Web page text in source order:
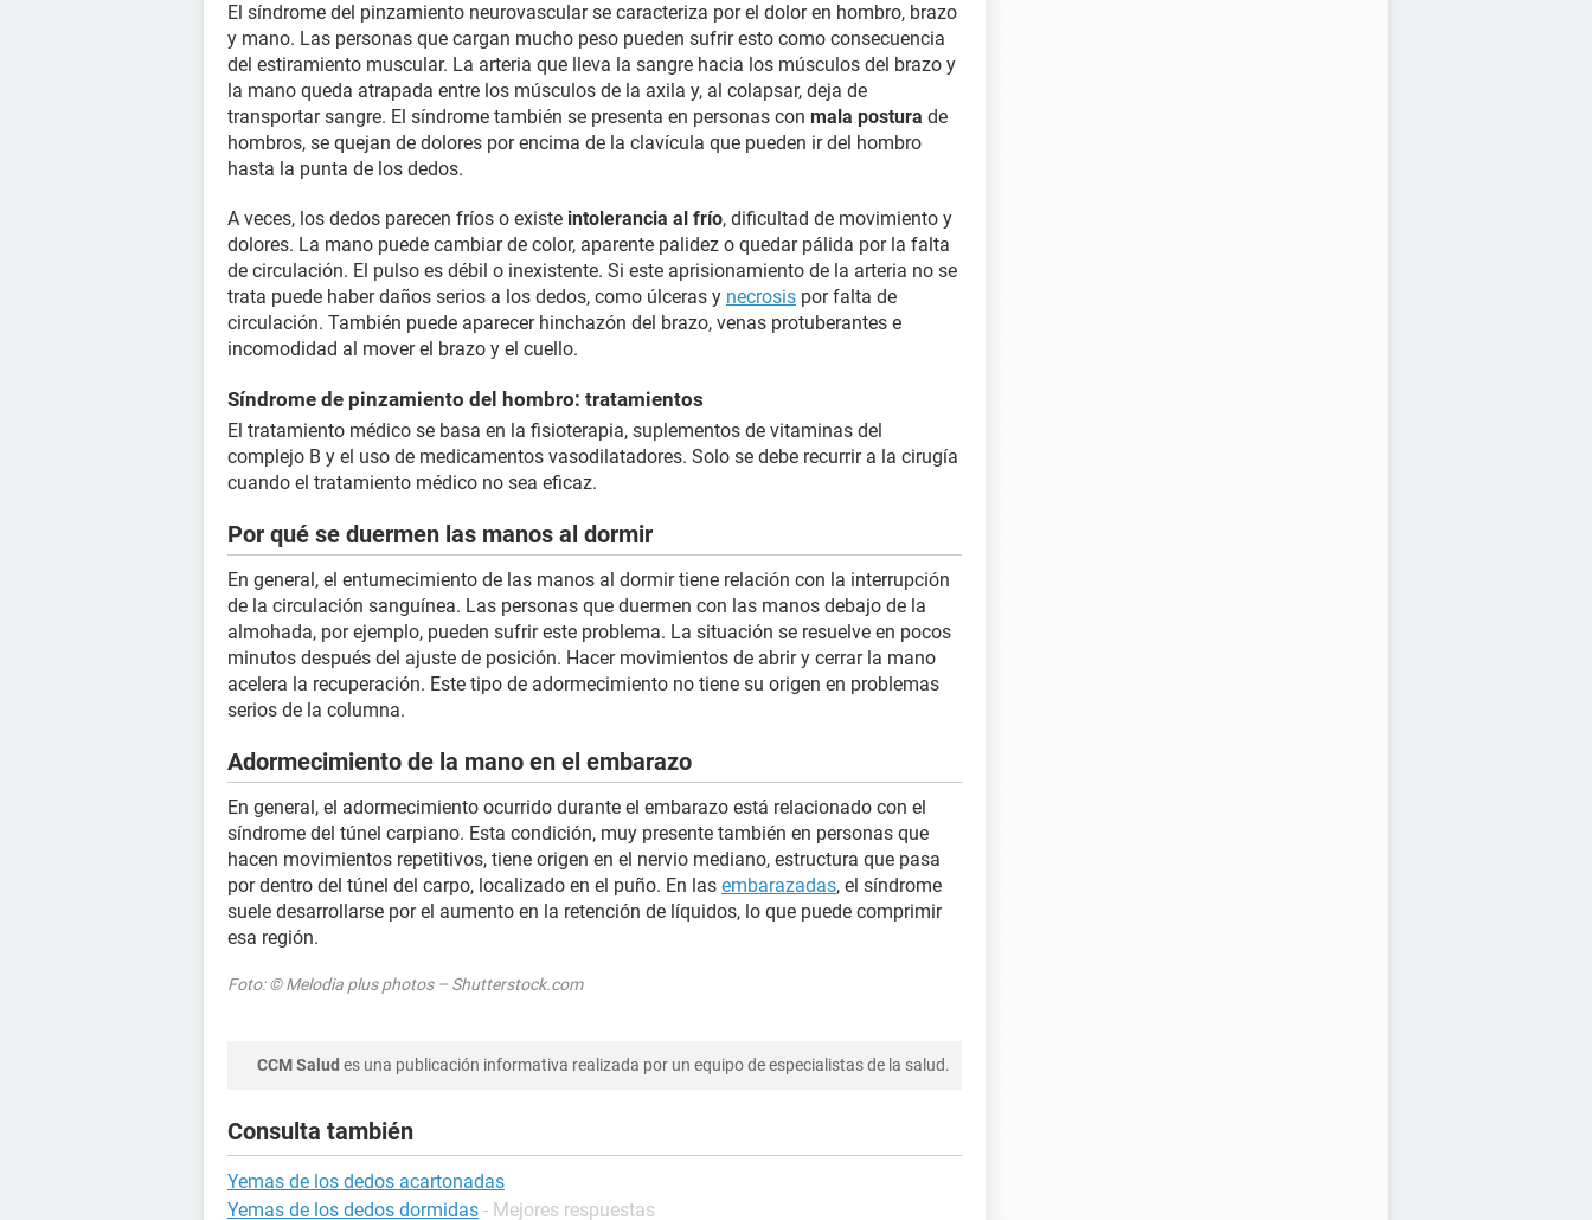
El síndrome del pinzamiento neurovascular se caracteriza por el dolor en hombro, brazo
y mano. Las personas que cargan mucho peso pueden sufrir esto como consecuencia
del estiramiento muscular. La arteria que lleva la sangre hacia los músculos del brazo y
la mano queda atrapada entre los músculos de la axila y, al colapsar, deja de
transportar sangre. El síndrome también se presenta en personas con mala postura de
hombros, se quejan de dolores por encima de la clavícula que pueden ir del hombro
hasta la punta de los dedos.
A veces, los dedos parecen fríos o existe intolerancia al frío, dificultad de movimiento y
dolores. La mano puede cambiar de color, aparente palidez o quedar pálida por la falta
de circulación. El pulso es débil o inexistente. Si este aprisionamiento de la arteria no se
trata puede haber daños serios a los dedos, como úlceras y necrosis por falta de
circulación. También puede aparecer hinchazón del brazo, venas protuberantes e
incomodidad al mover el brazo y el cuello.
Síndrome de pinzamiento del hombro: tratamientos
El tratamiento médico se basa en la fisioterapia, suplementos de vitaminas del
complejo B y el uso de medicamentos vasodilatadores. Solo se debe recurrir a la cirugía
cuando el tratamiento médico no sea eficaz.
Por qué se duermen las manos al dormir
En general, el entumecimiento de las manos al dormir tiene relación con la interrupción
de la circulación sanguínea. Las personas que duermen con las manos debajo de la
almohada, por ejemplo, pueden sufrir este problema. La situación se resuelve en pocos
minutos después del ajuste de posición. Hacer movimientos de abrir y cerrar la mano
acelera la recuperación. Este tipo de adormecimiento no tiene su origen en problemas
serios de la columna.
Adormecimiento de la mano en el embarazo
En general, el adormecimiento ocurrido durante el embarazo está relacionado con el
síndrome del túnel carpiano. Esta condición, muy presente también en personas que
hacen movimientos repetitivos, tiene origen en el nervio mediano, estructura que pasa
por dentro del túnel del carpo, localizado en el puño. En las embarazadas, el síndrome
suele desarrollarse por el aumento en la retención de líquidos, lo que puede comprimir
esa región.
Foto: © Melodia plus photos – Shutterstock.com
CCM Salud es una publicación informativa realizada por un equipo de especialistas de la salud.
Consulta también
Yemas de los dedos acartonadas
Yemas de los dedos dormidas - Mejores respuestas